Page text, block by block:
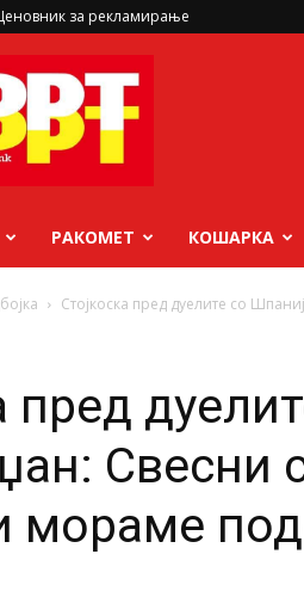
за рекламирање
РАКОМЕТ КОШАРКА
Стојкоска пред дуелите со
пред
Свесни
мораме